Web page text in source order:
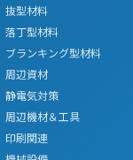
抜型材料
落丁型材料
ブランキング型材料
周辺資材
静電気対策
周辺機材＆工具
印刷関連